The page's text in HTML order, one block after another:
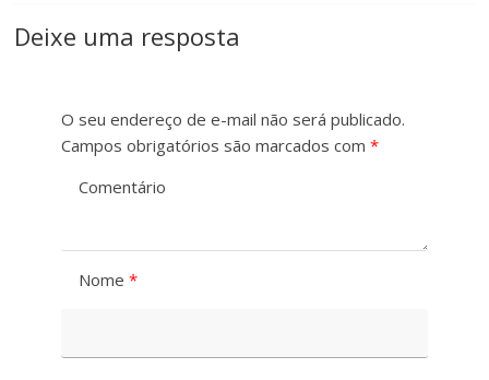
n
n
Deixe uma resposta
O seu endereço de e-mail não será publicado.
Campos obrigatórios são marcados com *
Comentário
Nome *